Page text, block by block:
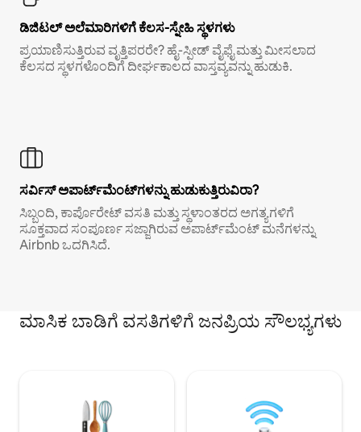
ಡಿಜಿಟಲ್ ಅಲೆಮಾರಿಗಳಿಗೆ ಕೆಲಸ-ಸ್ನೇಹಿ ಸ್ಥಳಗಳು
ಪ್ರಯಾಣಿಸುತ್ತಿರುವ ವೃತ್ತಿಪರರೇ? ಹೈ-ಸ್ಪೀಡ್ ವೈಫೈ ಮತ್ತು ಮೀಸಲಾದ
ಕೆಲಸದ ಸ್ಥಳಗಳೊಂದಿಗೆ ದೀರ್ಘಕಾಲದ ವಾಸ್ತವ್ಯವನ್ನು ಹುಡುಕಿ.
ಸರ್ವಿಸ್ ಅಪಾರ್ಟ್‌ಮೆಂಟ್‌ಗಳನ್ನು ಹುಡುಕುತ್ತಿರುವಿರಾ?
ಸಿಬ್ಬಂದಿ, ಕಾರ್ಪೊರೇಟ್ ವಸತಿ ಮತ್ತು ಸ್ಥಳಾಂತರದ ಅಗತ್ಯಗಳಿಗೆ
ಸೂಕ್ತವಾದ ಸಂಪೂರ್ಣ ಸಜ್ಜಾಗಿರುವ ಅಪಾರ್ಟ್‌ಮೆಂಟ್ ಮನೆಗಳನ್ನು
Airbnb ಒದಗಿಸಿದೆ.
ಮಾಸಿಕ ಬಾಡಿಗೆ ವಸತಿಗಳಿಗೆ ಜನಪ್ರಿಯ ಸೌಲಭ್ಯಗಳು